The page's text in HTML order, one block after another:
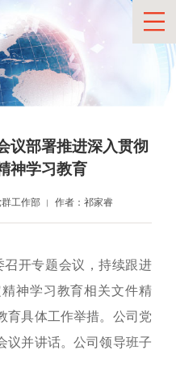
议部署推进深入贯彻
神学习教育
工作部 作者：祁家睿
召开专题会议，持续跟进
神学习教育相关文件精
育具体工作举措。公司党
议并讲话。公司领导班子